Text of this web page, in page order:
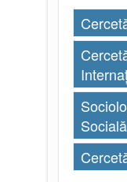
Socială